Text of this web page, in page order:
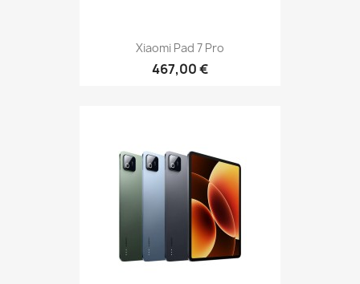
Xiaomi Pad 7 Pro
467,00 €